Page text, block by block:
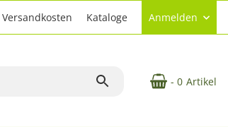
Versandkosten Kataloge Anmelden
- 0 Artikel